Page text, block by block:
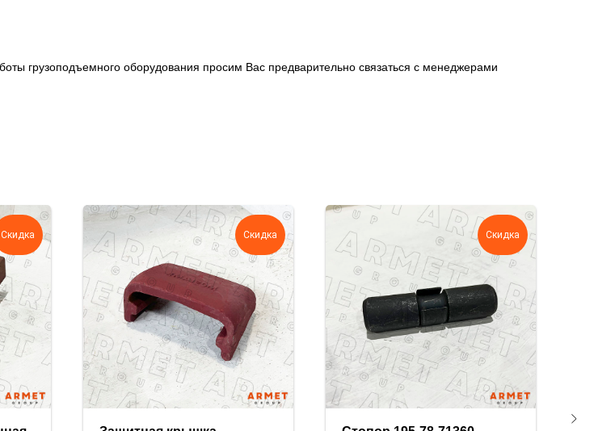
грузоподъемного оборудования просим Вас предварительно связаться с менеджерами
Скидка Скидка Скидка